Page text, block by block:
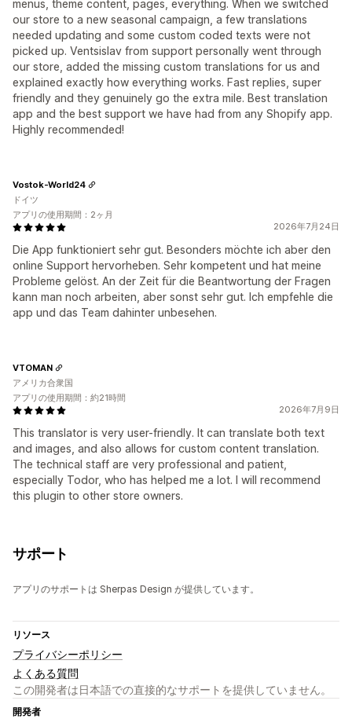
menus, theme content, pages, everything. When we switched
our store to a new seasonal campaign, a few translations
needed updating and some custom coded texts were not
picked up. Ventsislav from support personally went through
our store, added the missing custom translations for us and
explained exactly how everything works. Fast replies, super
friendly and they genuinely go the extra mile. Best translation
app and the best support we have had from any Shopify app.
Highly recommended!
2026年7月24日
Die App funktioniert sehr gut. Besonders möchte ich aber den
online Support hervorheben. Sehr kompetent und hat meine
Probleme gelöst. An der Zeit für die Beantwortung der Fragen
kann man noch arbeiten, aber sonst sehr gut. Ich empfehle die
app und das Team dahinter unbesehen.
Vostok-World24
ドイツ
アプリの使用期間：2ヶ月
2026年7月9日
This translator is very user-friendly. It can translate both text
and images, and also allows for custom content translation.
The technical staff are very professional and patient,
especially Todor, who has helped me a lot. I will recommend
this plugin to other store owners.
VTOMAN
アメリカ合衆国
アプリの使用期間：約21時間
サポート
アプリのサポートは Sherpas Design が提供しています。
リソース
プライバシーポリシー
よくある質問
この開発者は日本語での直接的なサポートを提供していません。
開発者